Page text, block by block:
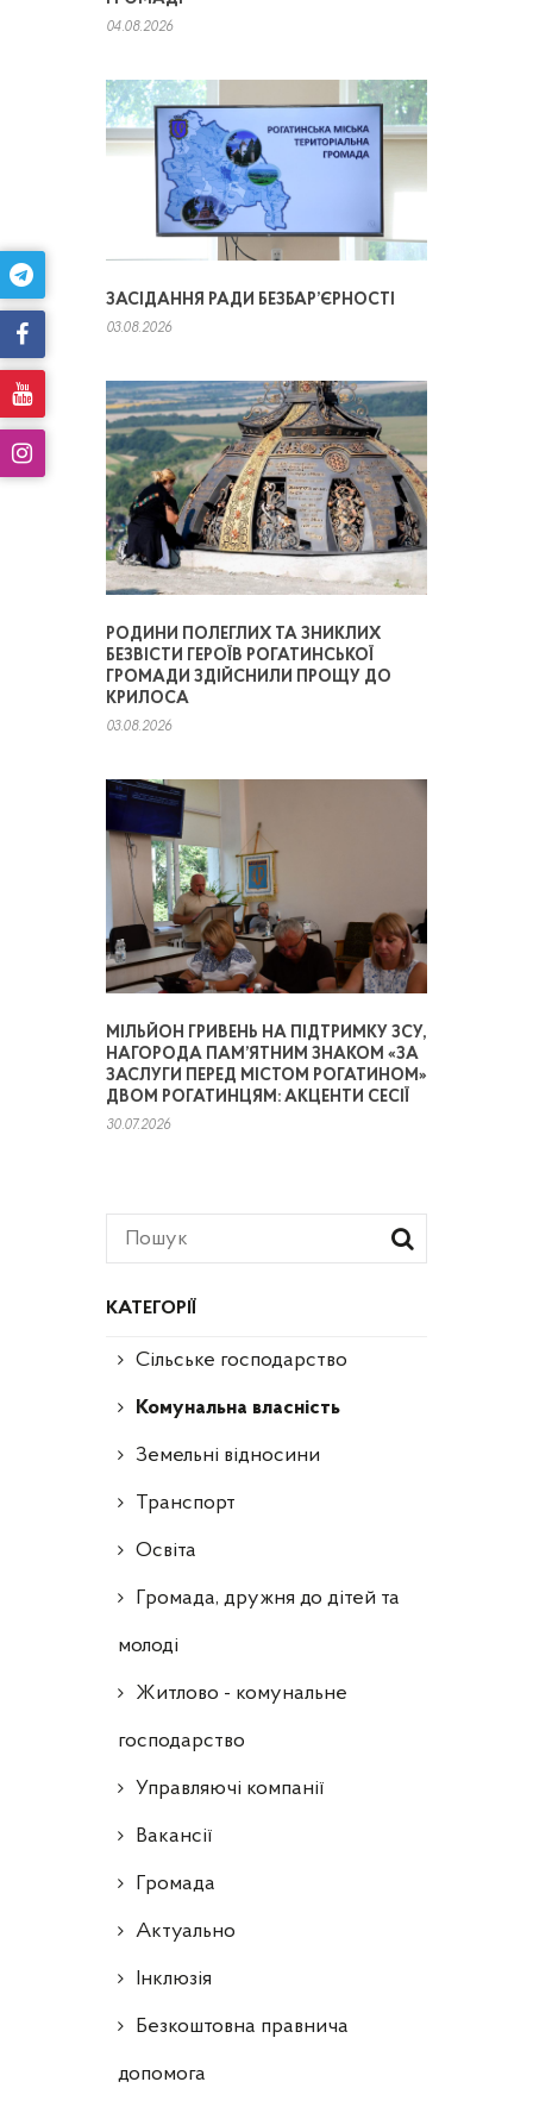
КАТЕГОРІЇ
Сільське господарство
Комунальна власність
Земельні відносини
Транспорт
Освіта
Громада, дружня до дітей та
молоді
Житлово - комунальне
господарство
Управляючі компанії
Ваканcії
Громада
Актуально
Інклюзія
Безкоштовна правнича
допомога
04.08.2026
ЗАСІДАННЯ РАДИ БЕЗБАР’ЄРНОСТІ
03.08.2026
РОДИНИ ПОЛЕГЛИХ ТА ЗНИКЛИХ
БЕЗВІСТИ ГЕРОЇВ РОГАТИНСЬКОЇ
ГРОМАДИ ЗДІЙСНИЛИ ПРОЩУ ДО
КРИЛОСА
03.08.2026
МІЛЬЙОН ГРИВЕНЬ НА ПІДТРИМКУ ЗСУ,
НАГОРОДА ПАМ’ЯТНИМ ЗНАКОМ «ЗА
ЗАСЛУГИ ПЕРЕД МІСТОМ РОГАТИНОМ»
ДВОМ РОГАТИНЦЯМ: АКЦЕНТИ СЕСІЇ
30.07.2026